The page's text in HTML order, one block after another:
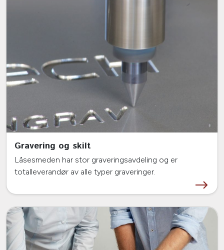
Gravering og skilt
Låsesmeden har stor graveringsavdeling og er
totalleverandør av alle typer graveringer.